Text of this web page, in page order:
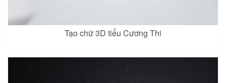
Tạo chữ 3D tiểu Cương Thi